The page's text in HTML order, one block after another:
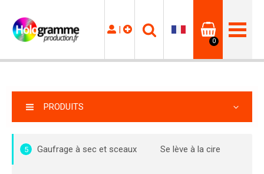
|
0
PRODUITS
5 Gaufrage à sec et sceaux Se lève à la cire